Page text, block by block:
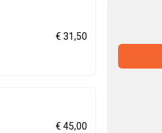
€ 31,50
€ 45,00